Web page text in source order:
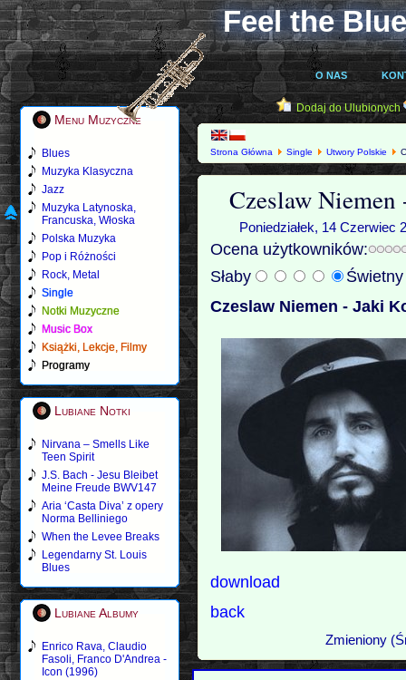
Feel the
O NAS
Menu Muzyczne
Blues
Muzyka Klasyczna
Jazz
Muzyka Latynoska,
Francuska, Włoska
Polska Muzyka
Pop i Różności
Rock, Metal
Single
Notki Muzyczne
Music Box
Książki, Lekcje, Filmy
Programy
Lubiane Notki
Nirvana – Smells Like
Teen Spirit
J.S. Bach - Jesu Bleibet
Meine Freude BWV147
Aria ‘Casta Diva’ z opery
Norma Belliniego
When the Levee Breaks
Legendarny St. Louis
Blues
Lubiane Albumy
Enrico Rava, Claudio
Fasoli, Franco D'Andrea -
Icon (1996)
Dodaj do Ulubionych
Strona Główna Single Utwory Polskie
Czeslaw
Poniedziałek, 14
Ocena użytkowników:
Słaby
Czeslaw Niemen - Jaki
download
back
Zmieniony